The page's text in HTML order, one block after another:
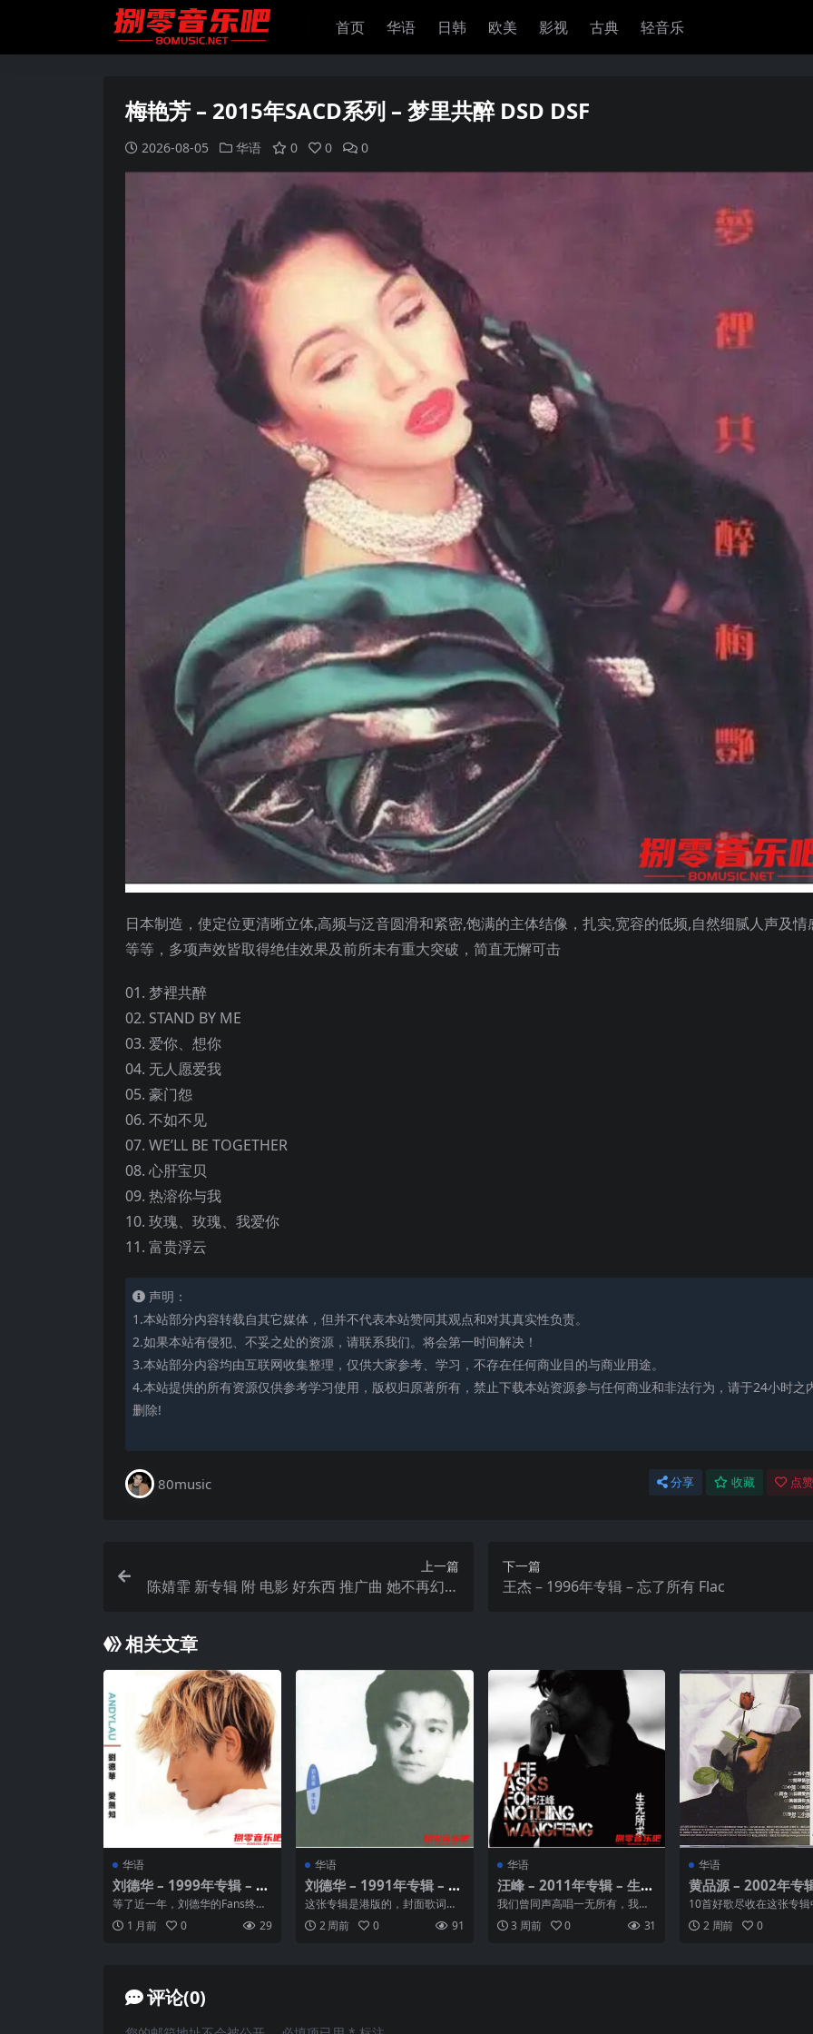
首页 华语 日韩 欧美 影视 古典 轻音乐
梅艳芳 – 2015年SACD系列 – 梦里共醉 DSD DSF
2026-08-05 华语 0 0 0
日本制造，使定位更清晰立体,高频与泛音圆滑和紧密,饱满的主体结像，扎实,宽容的低频,自然细腻人声及
等等，多项声效皆取得绝佳效果及前所未有重大突破，简直无懈可击
01. 梦裡共醉
02. STAND BY ME
03. 爱你、想你
04. 无人愿爱我
05. 豪门怨
06. 不如不见
07. WE’LL BE TOGETHER
08. 心肝宝贝
09. 热溶你与我
10. 玫瑰、玫瑰、我爱你
11. 富贵浮云
声明：
1.本站部分内容转载自其它媒体，但并不代表本站赞同其观点和对其真实性负责。
2.如果本站有侵犯、不妥之处的资源，请联系我们。将会第一时间解决！
3.本站部分内容均由互联网收集整理，仅供大家参考、学习，不存在任何商业目的与商业用途。
4.本站提供的所有资源仅供参考学习使用，版权归原著所有，禁止下载本站资源参与任何商业和非法行为，请于24小时之
删除!
80music 分享 收藏 点
上一篇
陈婧霏 新专辑 附 电影 好东西 推广曲 她不再幻想
下一篇
王杰 – 1996年专辑 – 忘了所有 Flac
相关文章
华语
刘德华 – 1999年专辑 – 爱
无知 Flac
等了近一年，刘德华的Fans终於
等来了刘德华今年唯一的广东大
碟《爱无知》。就像上...
1 月前 0 29
华语
刘德华 – 1991年专辑 – 来
生缘.港版 Flac
这张专辑是港版的，封面歌词全
是黑白的，故名黑白版，比台版
的多了一首“男欢女爱”。...
2 周前 0 91
华语
汪峰 – 2011年专辑 – 生无
所求 Flac
我们曾同声高唱一无所有，我们
曾一起渴望飞得更高。而今，在
更高的天空回望，大地一片...
3 周前 0 31
华语
黄品源 – 2002年专
单情歌 小薇 Flac
10首好歌尽收在这张专辑
让"源味情歌"结合新音乐
巧妙融汇成一张新旧并存...
2 周前 0
评论(0)